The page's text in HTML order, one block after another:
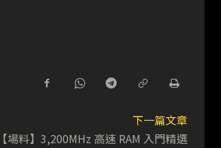
下一篇文章
【場料】3,200MHz 高速 RAM 入門精選